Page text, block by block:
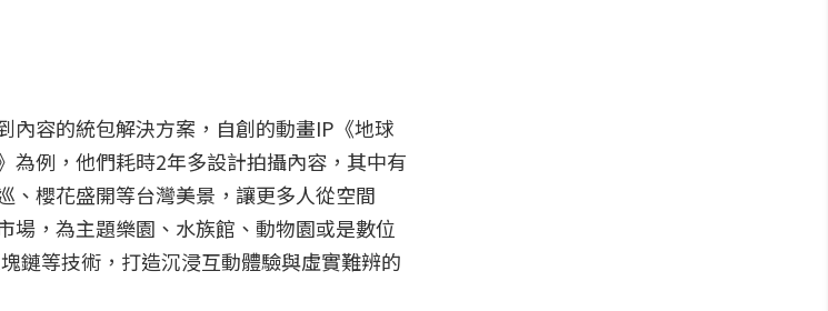
內容的統包解決方案，自創的動畫IP《地球
為例，他們耗時2年多設計拍攝內容，其中有
、櫻花盛開等台灣美景，讓更多人從空間
場，為主題樂園、水族館、動物園或是數位
鏈等技術，打造沉浸互動體驗與虛實難辨的